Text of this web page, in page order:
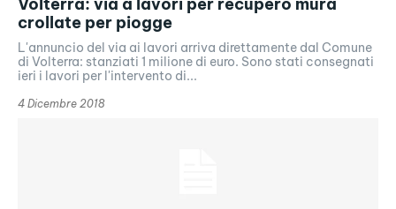
crollate per piogge
L'annuncio del via ai lavori arriva direttamente dal Comune
di Volterra: stanziati 1 milione di euro. Sono stati consegnati
ieri i lavori per l'intervento di...
4 Dicembre 2018